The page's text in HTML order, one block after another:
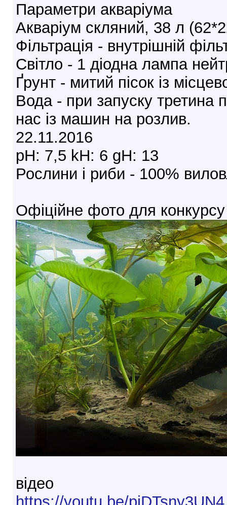
Параметри акваріума
Акваріум скляний, 38 л
Фільтрація - внутрішній
Світло - 1 діодна лампа
Ґрунт - митий пісок із
Вода - при запуску третина
нас із машин на розлив.
22.11.2016
pH: 7,5 kH: 6 gH: 13
Рослини і риби - 100%
Офіційне фото для конкурсу
відео